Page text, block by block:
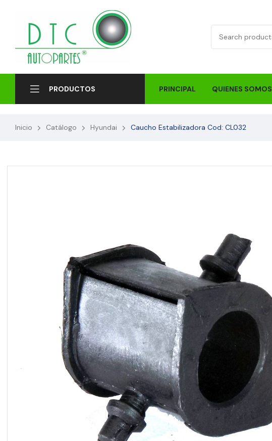
PRODUCTOS PRINCIPAL QUIENES SOMOS
Inicio Catálogo Hyundai Caucho Estabilizadora Cod: CL032